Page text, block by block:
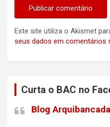
Este site utiliza o Akismet
seus dados em comentários
Curta o BAC no
Blog